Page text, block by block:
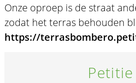
Onze oproep is de straat
zodat het terras behouden
https://
Petitie